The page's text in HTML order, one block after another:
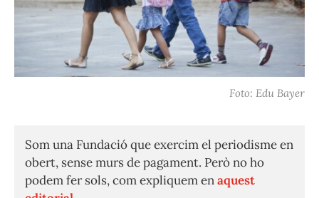
Foto: Edu Bayer
Som una Fundació que exercim el periodisme en
obert, sense murs de pagament. Però no ho
podem fer sols, com expliquem enaquest